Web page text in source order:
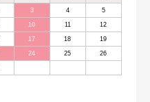
3 4 5
10 11 12
17 18 19
24 25 26